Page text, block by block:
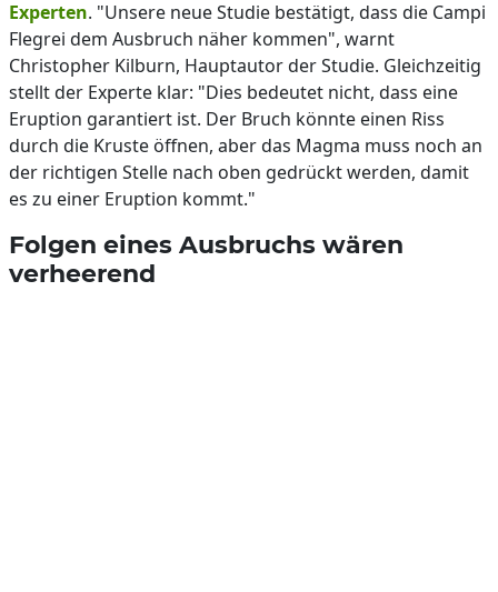
Experten. "Unsere neue Studie bestätigt, dass die Campi
Flegrei dem Ausbruch näher kommen", warnt
Christopher Kilburn, Hauptautor der Studie. Gleichzeitig
stellt der Experte klar: "Dies bedeutet nicht, dass eine
Eruption garantiert ist. Der Bruch könnte einen Riss
durch die Kruste öffnen, aber das Magma muss noch an
der richtigen Stelle nach oben gedrückt werden, damit
es zu einer Eruption kommt."
Folgen eines Ausbruchs wären
verheerend